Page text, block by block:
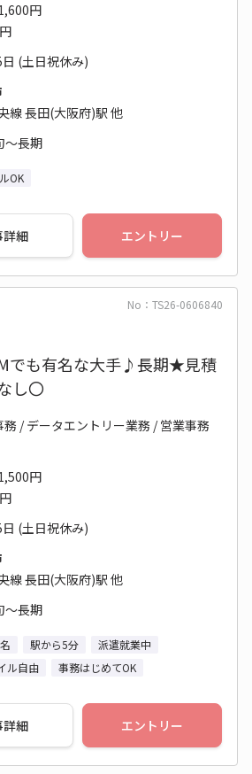
円
(土日祝休み)
線 長田(大阪府)駅 他
～長期
OK
詳細 エントリー
No：TS26-0606840
でも有名な大手♪長期★見積
し〇
務 / データエントリー業務 / 営業事務
円
(土日祝休み)
線 長田(大阪府)駅 他
～長期
駅から5分
派遣就業中
ル自由 事務はじめてOK
詳細 エントリー